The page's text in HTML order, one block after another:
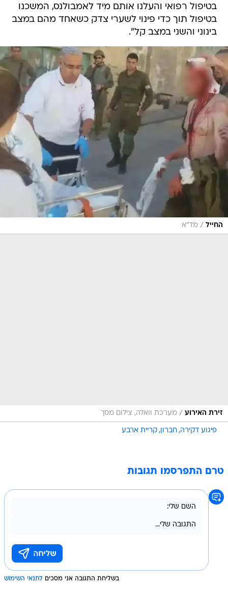
בטיפול רפואי והעלנו אותם מיד לאמבולנס, המשכנו
בטיפול תוך כדי פינוי לשערי צדק כשאחד מהם במצב
בינוני והשני במצב קל".
החייל / מד"א
זירת האירוע / מערכת וואלה, צילום מסך
פיגוע דקירה חברון קריית ארבע
טרם התפרסמו תגובות
בשליחת התגובה אני מסכים לתנאי השימוש